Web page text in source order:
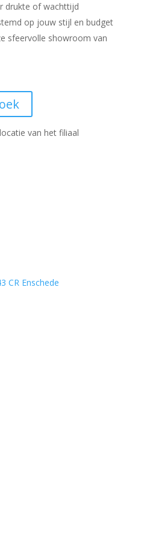
drukte of wachttijd
op jouw stijl en budget
sfeervolle showroom van
CR Enschede